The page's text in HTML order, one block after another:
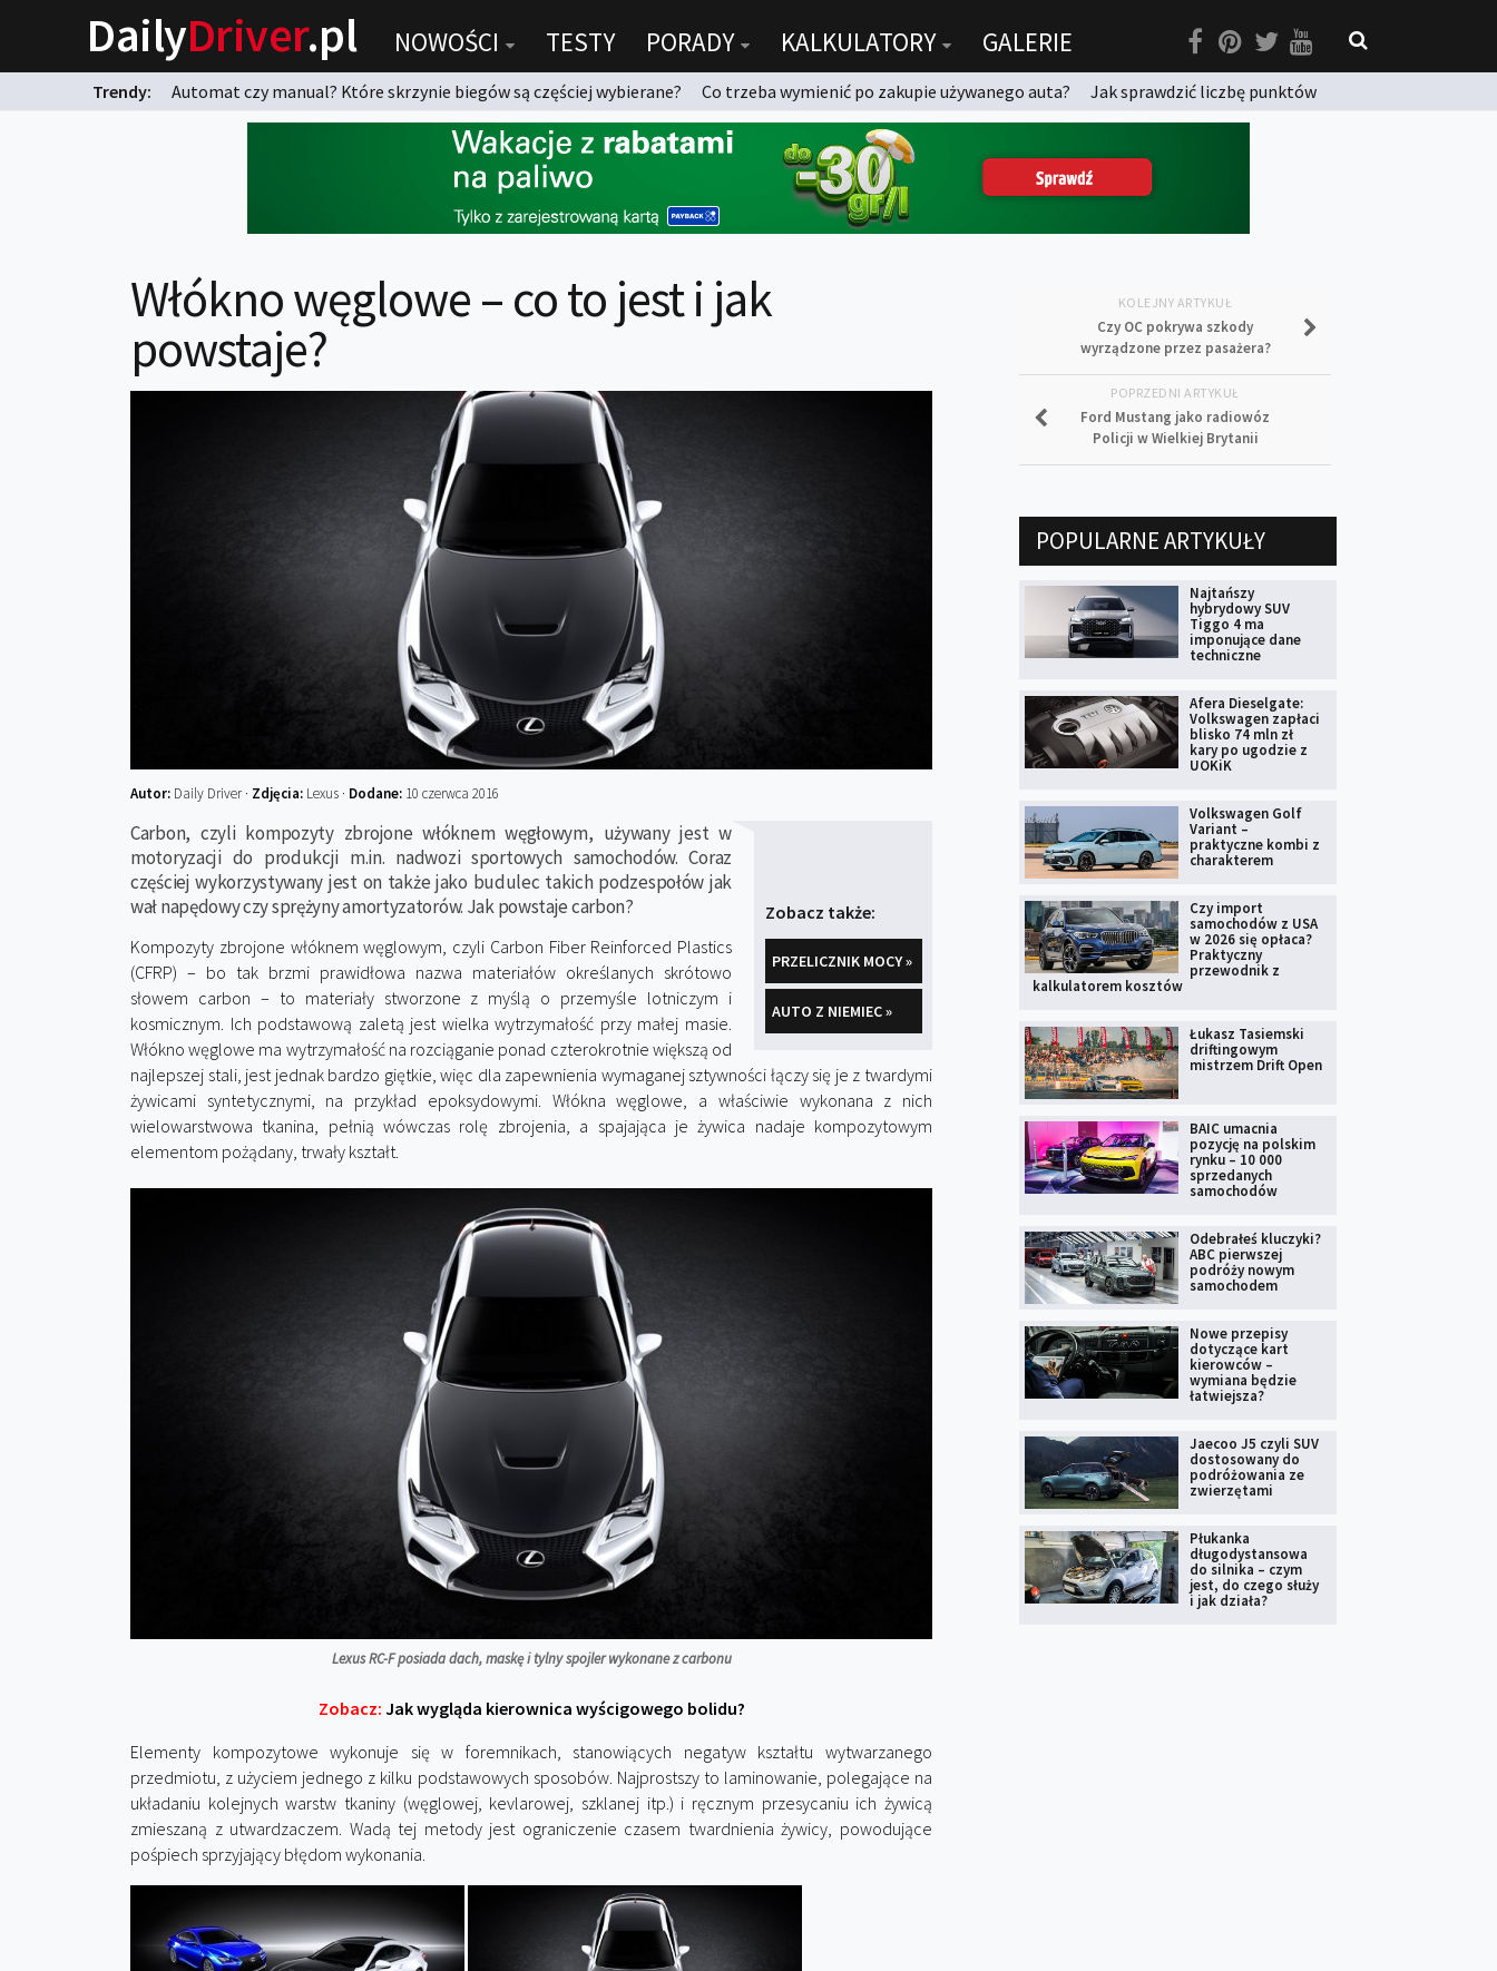
DailyDriver.pl NOWOŚCI TESTY PORADY KALKULATORY GALERIE
Trendy: Automat czy manual? Które skrzynie biegów są częściej wybierane? Co trzeba wymienić po zakupie używanego auta?
Jak sprawdzić liczbę punktów
Włókno węglowe – co to jest i jak
powstaje?
Autor: Daily Driver · Zdjęcia: Lexus · Dodane: 10 czerwca 2016
Zobacz także:
PRZELICZNIK MOCY »
AUTO Z NIEMIEC »
Carbon, czyli kompozyty zbrojone włóknem węgłowym, używany jest w
motoryzacji do produkcji m.in. nadwozi sportowych samochodów. Coraz
częściej wykorzystywany jest on także jako budulec takich podzespołów jak
wał napędowy czy sprężyny amortyzatorów. Jak powstaje carbon?
Kompozyty zbrojone włóknem węglowym, czyli Carbon Fiber Reinforced Plastics
(CFRP) – bo tak brzmi prawidłowa nazwa materiałów określanych skrótowo
słowem carbon – to materiały stworzone z myślą o przemyśle lotniczym i
kosmicznym. Ich podstawową zaletą jest wielka wytrzymałość przy małej masie.
Włókno węglowe ma wytrzymałość na rozciąganie ponad czterokrotnie większą od
najlepszej stali, jest jednak bardzo giętkie, więc dla zapewnienia wymaganej sztywności łączy się je z twardymi
żywicami syntetycznymi, na przykład epoksydowymi. Włókna węglowe, a właściwie wykonana z nich
wielowarstwowa tkanina, pełnią wówczas rolę zbrojenia, a spajająca je żywica nadaje kompozytowym
elementom pożądany, trwały kształt.
Lexus RC-F posiada dach, maskę i tylny spojler wykonane z carbonu
Zobacz: Jak wygląda kierownica wyścigowego bolidu?
Elementy kompozytowe wykonuje się w foremnikach, stanowiących negatyw kształtu wytwarzanego
przedmiotu, z użyciem jednego z kilku podstawowych sposobów. Najprostszy to laminowanie, polegające na
układaniu kolejnych warstw tkaniny (węglowej, kevlarowej, szklanej itp.) i ręcznym przesycaniu ich żywicą
zmieszaną z utwardzaczem. Wadą tej metody jest ograniczenie czasem twardnienia żywicy, powodujące
pośpiech sprzyjający błędom wykonania.
KOLEJNY ARTYKUŁ
Czy OC pokrywa szkody
wyrządzone przez pasażera?
POPRZEDNI ARTYKUŁ
Ford Mustang jako radiowóz
Policji w Wielkiej Brytanii
POPULARNE ARTYKUŁY
Najtańszy
hybrydowy SUV
Tiggo 4 ma
imponujące dane
techniczne
Afera Dieselgate:
Volkswagen zapłaci
blisko 74 mln zł
kary po ugodzie z
UOKiK
Volkswagen Golf
Variant –
praktyczne kombi z
charakterem
Czy import
samochodów z USA
w 2026 się opłaca?
Praktyczny
przewodnik z
kalkulatorem kosztów
Łukasz Tasiemski
driftingowym
mistrzem Drift Open
BAIC umacnia
pozycję na polskim
rynku – 10 000
sprzedanych
samochodów
Odebrałeś kluczyki?
ABC pierwszej
podróży nowym
samochodem
Nowe przepisy
dotyczące kart
kierowców –
wymiana będzie
łatwiejsza?
Jaecoo J5 czyli SUV
dostosowany do
podróżowania ze
zwierzętami
Płukanka
długodystansowa
do silnika – czym
jest, do czego służy
i jak działa?